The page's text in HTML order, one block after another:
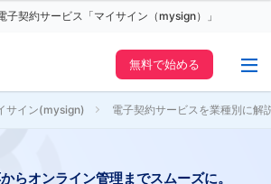
子契約サービス「マイサイン（mysign）」
無料で始める
サイン(mysign) 電子契約サービスを業種別に解
らオンライン管理までスムーズに。